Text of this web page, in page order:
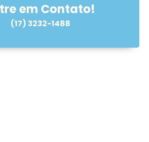
em Contato!
(17) 3232-1488